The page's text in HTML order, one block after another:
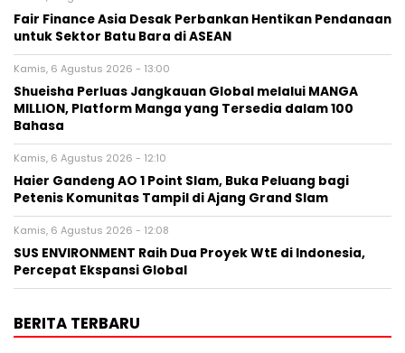
Fair Finance Asia Desak Perbankan Hentikan Pendanaan
untuk Sektor Batu Bara di ASEAN
Kamis, 6 Agustus 2026 - 13:00
Shueisha Perluas Jangkauan Global melalui MANGA
MILLION, Platform Manga yang Tersedia dalam 100
Bahasa
Kamis, 6 Agustus 2026 - 12:10
Haier Gandeng AO 1 Point Slam, Buka Peluang bagi
Petenis Komunitas Tampil di Ajang Grand Slam
Kamis, 6 Agustus 2026 - 12:08
SUS ENVIRONMENT Raih Dua Proyek WtE di Indonesia,
Percepat Ekspansi Global
BERITA TERBARU